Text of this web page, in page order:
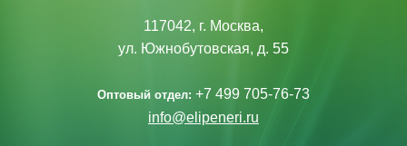
117042, г. Москва,
ул. Южнобутовская, д. 55
Оптовый отдел: +7 499 705-76-73
info@elipeneri.ru